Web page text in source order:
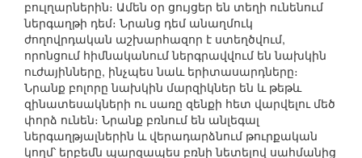
բուլղարներին։ Ամեն օր ցույցեր են տեղի ունենում
ներգաղթի դեմ։ Նրանց դեմ անաղմուկ
ժողովրդական աշխարհազոր է ստեղծվում,
որոնցում հիմնականում ներգրավվում են նախկին
ուժայինները, ինչպես նաև երիտասարդները։
Նրանք բոլորը նախկին մարզիկներ են և թեթև
զինատեսակների ու սառը զենքի հետ վարվելու մեծ
փորձ ունեն։ Նրանք բռնում են անլեգալ
ներգաղթյալներին և վերադարձնում թուրքական
կողմ՝ երբեմն պարզապես բռնի նետելով սահմանից